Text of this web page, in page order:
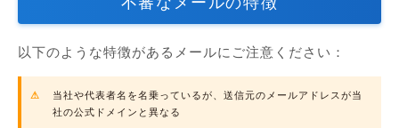
以下のような特徴があるメールにご注意ください：
当社や代表者名を名乗っているが、送信元のメールアドレスが当
社の公式ドメインと異なる